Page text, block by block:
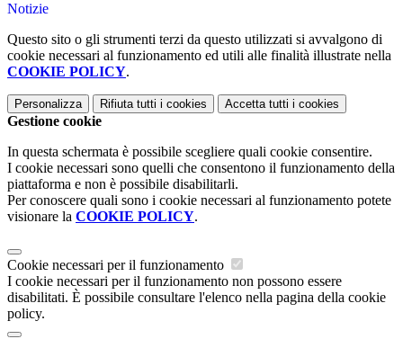
Notizie
Questo sito o gli strumenti terzi da questo utilizzati si avvalgono di
cookie necessari al funzionamento ed utili alle finalità illustrate nella
COOKIE POLICY.
Personalizza Rifiuta tutti i cookies Accetta tutti i cookies
Gestione cookie
In questa schermata è possibile scegliere quali cookie consentire.
I cookie necessari sono quelli che consentono il funzionamento della
piattaforma e non è possibile disabilitarli.
Per conoscere quali sono i cookie necessari al funzionamento potete
visionare la COOKIE POLICY.
Cookie necessari per il funzionamento
I cookie necessari per il funzionamento non possono essere
disabilitati. È possibile consultare l'elenco nella pagina della cookie
policy.